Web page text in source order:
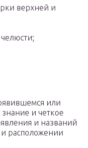
верхней и
или
и четкое
и названий
и расположении